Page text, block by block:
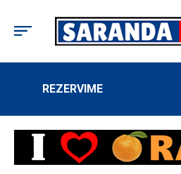
REZERVIME